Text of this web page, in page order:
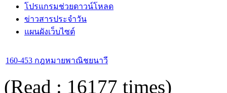
โปรแกรมช่วยดาวน์โหลด
ข่าวสารประจำวัน
แผนผังเว็บไซต์
160-453 กฎหมายพาณิชยนาวี
(Read : 16177 times)